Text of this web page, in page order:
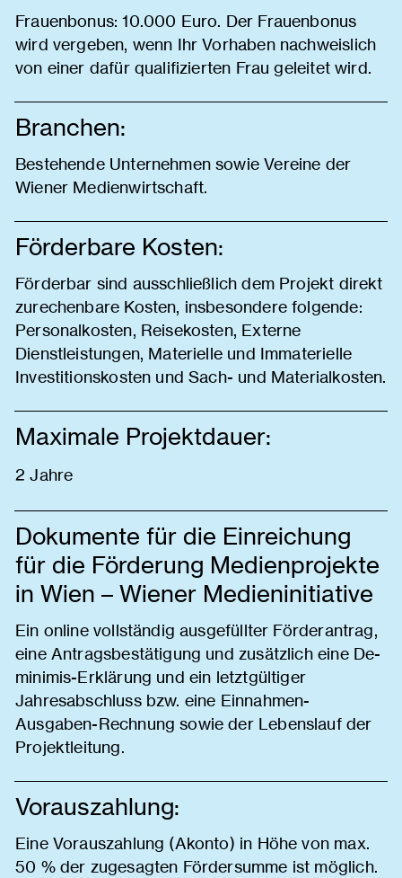
Frauenbonus: 10.000 Euro. Der Frauenbonus
wird vergeben, wenn Ihr Vorhaben nachweislich
von einer dafür qualifizierten Frau geleitet wird.
Branchen:
Bestehende Unternehmen sowie Vereine der
Wiener Medienwirtschaft.
Förderbare Kosten:
Förderbar sind ausschließlich dem Projekt direkt
zurechenbare Kosten, insbesondere folgende:
Personalkosten, Reisekosten, Externe
Dienstleistungen, Materielle und Immaterielle
Investitionskosten und Sach- und Materialkosten.
Maximale Projektdauer:
2 Jahre
Dokumente für die Einreichung
für die Förderung Medienprojekte
in Wien – Wiener Medieninitiative
Ein online vollständig ausgefüllter Förderantrag,
eine Antragsbestätigung und zusätzlich eine De-
minimis-Erklärung und ein letztgültiger
Jahresabschluss bzw. eine Einnahmen-
Ausgaben-Rechnung sowie der Lebenslauf der
Projektleitung.
Vorauszahlung:
Eine Vorauszahlung (Akonto) in Höhe von max.
50 % der zugesagten Fördersumme ist möglich.